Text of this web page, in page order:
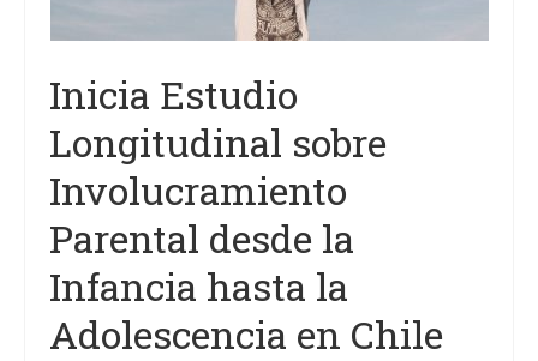
Inicia Estudio
Longitudinal sobre
Involucramiento
Parental desde la
Infancia hasta la
Adolescencia en Chile